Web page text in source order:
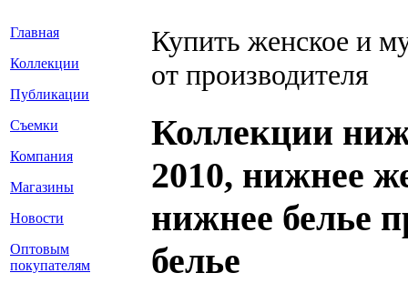
Главная
Коллекции
Публикации
Съемки
Компания
Магазины
Новости
Оптовым
покупателям
Купить женское и
от производителя
Коллекции
2010, нижнее
нижнее белье
белье